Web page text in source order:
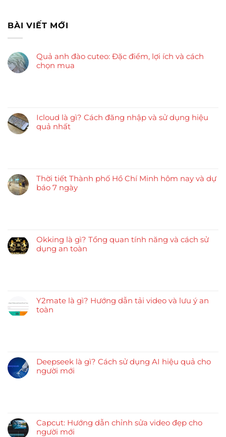
BÀI VIẾT MỚI
Quả anh đào cuteo: Đặc điểm, lợi ích và cách
chọn mua
Icloud là gì? Cách đăng nhập và sử dụng hiệu
quả nhất
Thời tiết Thành phố Hồ Chí Minh hôm nay và dự
báo 7 ngày
Okking là gì? Tổng quan tính năng và cách sử
dụng an toàn
Y2mate là gì? Hướng dẫn tải video và lưu ý an
toàn
Deepseek là gì? Cách sử dụng AI hiệu quả cho
người mới
Capcut: Hướng dẫn chỉnh sửa video đẹp cho
người mới